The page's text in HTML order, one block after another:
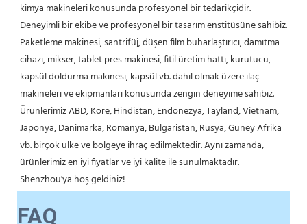
kimya makineleri konusunda profesyonel bir tedarikçidir.
Deneyimli bir ekibe ve profesyonel bir tasarım enstitüsüne sahibiz.
Paketleme makinesi, santrifüj, düşen film buharlaştırıcı, damıtma
cihazı, mikser, tablet pres makinesi, fitil üretim hattı, kurutucu,
kapsül doldurma makinesi, kapsül vb. dahil olmak üzere ilaç
makineleri ve ekipmanları konusunda zengin deneyime sahibiz.
Ürünlerimiz ABD, Kore, Hindistan, Endonezya, Tayland, Vietnam,
Japonya, Danimarka, Romanya, Bulgaristan, Rusya, Güney Afrika
vb. birçok ülke ve bölgeye ihraç edilmektedir. Aynı zamanda,
ürünlerimiz en iyi fiyatlar ve iyi kalite ile sunulmaktadır.
Shenzhou'ya hoş geldiniz!
FAQ